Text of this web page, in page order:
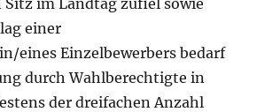
einer
eines Einzelbewerbers bedarf
durch Wahlberechtigte in
der dreifachen Anzahl